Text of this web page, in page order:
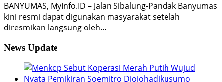
BANYUMAS, MyInfo.ID – Jalan Sibalung-Pandak Banyumas
kini resmi dapat digunakan masyarakat setelah
diresmikan langsung oleh…
News Update